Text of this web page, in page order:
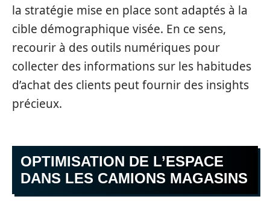
la stratégie mise en place sont adaptés à la
cible démographique visée. En ce sens,
recourir à des outils numériques pour
collecter des informations sur les habitudes
d’achat des clients peut fournir des insights
précieux.
OPTIMISATION DE L’ESPACE
DANS LES CAMIONS MAGASINS